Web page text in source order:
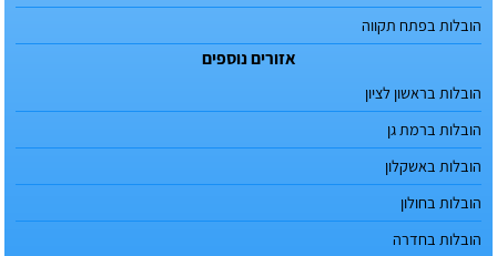
הובלות בפתח תקווה
אזורים נוספים
הובלות בראשון לציון
הובלות ברמת גן
הובלות באשקלון
הובלות בחולון
הובלות בחדרה